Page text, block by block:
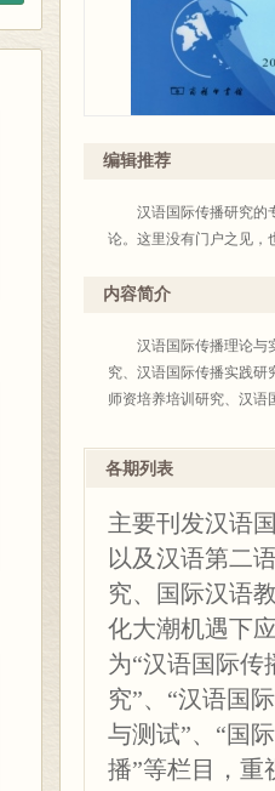
编辑推荐
汉语国际传播研究的专
论。这里没有门户之见，
内容简介
汉语国际传播理论与实
究、汉语国际传播实践研
师资培养培训研究、汉语
各期列表
主要刊发汉语
以及汉语第二
究、国际汉语
化大潮机遇下
为“汉语国际传
究”、“汉语国
与测试”、“国
播”等栏目，重